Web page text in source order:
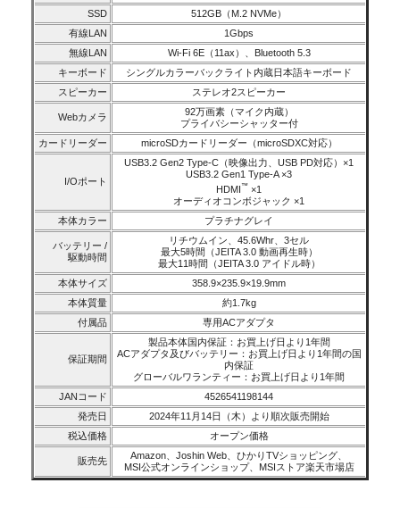
SSD
512GB（M.2 NVMe）
有線LAN
1Gbps
無線LAN
Wi-Fi 6E（11ax）、Bluetooth 5.3
キーボード
シングルカラーバックライト内蔵日本語キーボード
スピーカー
ステレオ2スピーカー
Webカメラ
92万画素（マイク内蔵）
プライバシーシャッター付
カードリーダー
microSDカードリーダー（microSDXC対応）
I/Oポート
USB3.2 Gen2 Type-C（映像出力、USB PD対応）×1
USB3.2 Gen1 Type-A ×3
HDMI™ ×1
オーディオコンボジャック ×1
本体カラー
プラチナグレイ
バッテリー /
駆動時間
リチウムイン、45.6Whr、3セル
最大5時間（JEITA 3.0 動画再生時）
最大11時間（JEITA 3.0 アイドル時）
本体サイズ
358.9×235.9×19.9mm
本体質量
約1.7kg
付属品
専用ACアダプタ
保証期間
製品本体国内保証：お買上げ日より1年間
ACアダプタ及びバッテリー：お買上げ日より1年間の国
内保証
グローバルワランティー：お買上げ日より1年間
JANコード
4526541198144
発売日
2024年11月14日（木）より順次販売開始
税込価格
オープン価格
販売先
Amazon、Joshin Web、ひかりTVショッピング、
MSI公式オンラインショップ、MSIストア楽天市場店